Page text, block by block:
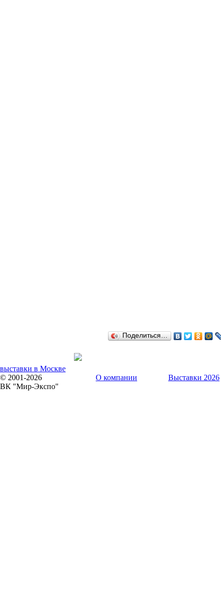
Поделиться…
выставки в Москве
© 2001-2026
ВК "Мир-Экспо"
О компании Выставки 2026